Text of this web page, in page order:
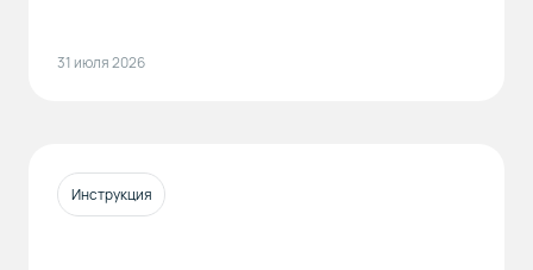
31 июля 2026
Инструкция